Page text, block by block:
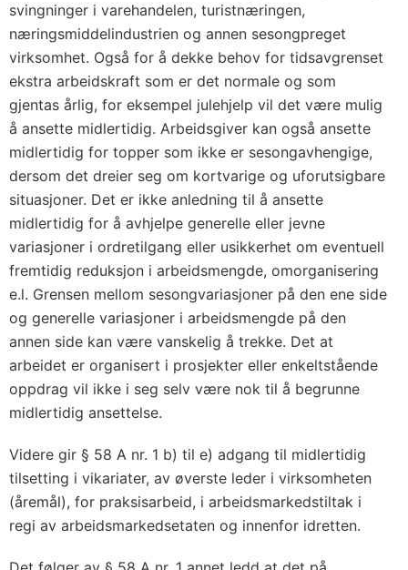
svingninger i varehandelen, turistnæringen,
næringsmiddelindustrien og annen sesongpreget
virksomhet. Også for å dekke behov for tidsavgrenset
ekstra arbeidskraft som er det normale og som
gjentas årlig, for eksempel julehjelp vil det være mulig
å ansette midlertidig. Arbeidsgiver kan også ansette
midlertidig for topper som ikke er sesongavhengige,
dersom det dreier seg om kortvarige og uforutsigbare
situasjoner. Det er ikke anledning til å ansette
midlertidig for å avhjelpe generelle eller jevne
variasjoner i ordretilgang eller usikkerhet om eventuell
fremtidig reduksjon i arbeidsmengde, omorganisering
e.l. Grensen mellom sesongvariasjoner på den ene side
og generelle variasjoner i arbeidsmengde på den
annen side kan være vanskelig å trekke. Det at
arbeidet er organisert i prosjekter eller enkeltstående
oppdrag vil ikke i seg selv være nok til å begrunne
midlertidig ansettelse.
Videre gir § 58 A nr. 1 b) til e) adgang til midlertidig
tilsetting i vikariater, av øverste leder i virksomheten
(åremål), for praksisarbeid, i arbeidsmarkedstiltak i
regi av arbeidsmarkedsetaten og innenfor idretten.